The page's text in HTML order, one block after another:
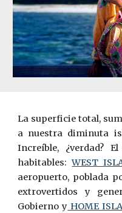
La superficie total,
a nuestra diminuta
Increíble, ¿verdad?
habitables:WEST
aeropuerto, poblada
extrovertidos y
Gobierno y HOME